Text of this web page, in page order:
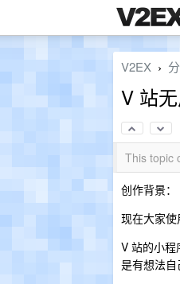
V2EX ›
V 站
This topic
创作背景：
现在大家使
V 站的小
是有想法自